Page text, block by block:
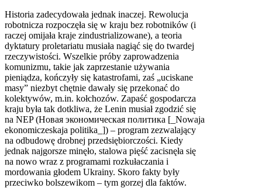
Historia zadecydowała jednak inaczej. Rewolucja
robotnicza rozpoczęła się w kraju bez robotników (i
raczej omijała kraje zindustrializowane), a teoria
dyktatury proletariatu musiała nagiąć się do twardej
rzeczywistości. Wszelkie próby zaprowadzenia
komunizmu, takie jak zaprzestanie używania
pieniądza, kończyły się katastrofami, zaś „uciskane
masy” niezbyt chętnie dawały się przekonać do
kolektywów, m.in. kołchozów. Zapaść gospodarcza
kraju była tak dotkliwa, że Lenin musiał zgodzić się
na NEP(Новая экономическая политика [_Nowaja
ekonomiczeskaja politika_]) – program zezwalający
na odbudowę drobnej przedsiębiorczości. Kiedy
jednak najgorsze minęło, stalowa pięść zacisnęła się
na nowo wraz z programami rozkułaczania i
mordowania głodem Ukrainy. Skoro fakty były
przeciwko bolszewikom – tym gorzej dla faktów.